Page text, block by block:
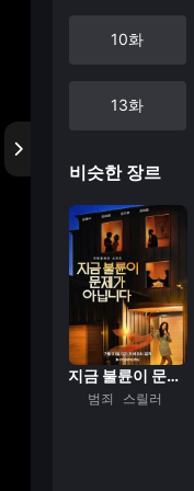
10화
13화
비슷한 장르
지금 불륜이 문제가...
범죄 스릴러